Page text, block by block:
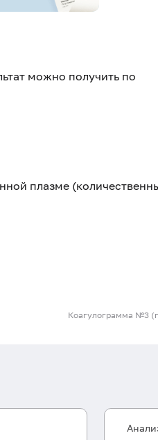
можно получить по
плазме